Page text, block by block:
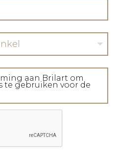
aan Brilart om
te gebruiken voor de